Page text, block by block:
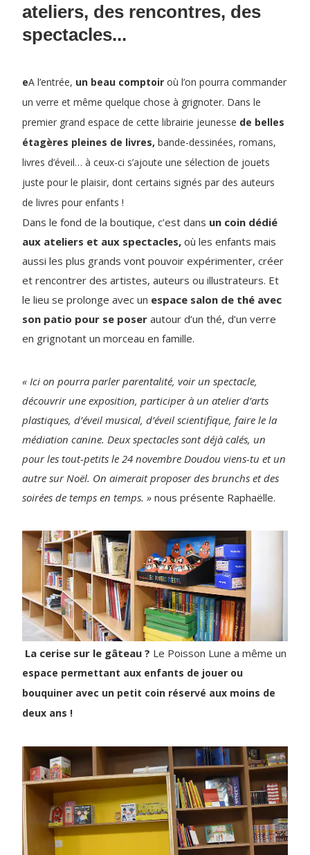
ateliers, des rencontres, des
spectacles...
eA l’entrée, un beau comptoir où l’on pourra commander
un verre et même quelque chose à grignoter. Dans le
premier grand espace de cette librairie jeunesse de belles
étagères pleines de livres, bande-dessinées, romans,
livres d’éveil… à ceux-ci s’ajoute une sélection de jouets
juste pour le plaisir, dont certains signés par des auteurs
de livres pour enfants !
Dans le fond de la boutique, c’est dans un coin dédié
aux ateliers et aux spectacles, où les enfants mais
aussi les plus grands vont pouvoir expérimenter, créer
et rencontrer des artistes, auteurs ou illustrateurs. Et
le lieu se prolonge avec un espace salon de thé avec
son patio pour se poser autour d’un thé, d’un verre
en grignotant un morceau en famille.
« Ici on pourra parler parentalité, voir un spectacle,
découvrir une exposition, participer à un atelier d’arts
plastiques, d’éveil musical, d’éveil scientifique, faire le la
médiation canine. Deux spectacles sont déjà calés, un
pour les tout-petits le 24 novembre Doudou viens-tu et un
autre sur Noël. On aimerait proposer des brunchs et des
soirées de temps en temps. » nous présente Raphaëlle.
La cerise sur le gâteau ? Le Poisson Lune a même un
espace permettant aux enfants de jouer ou
bouquiner avec un petit coin réservé aux moins de
deux ans !